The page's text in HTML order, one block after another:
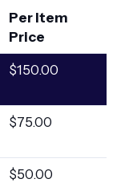
Per Item
Price
$150.00
$75.00
$50.00